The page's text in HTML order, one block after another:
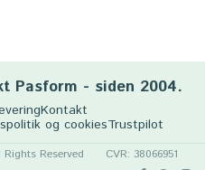
Pasform - siden 2004.
Kontakt
og cookiesTrustpilot
Reserved CVR: 38066951